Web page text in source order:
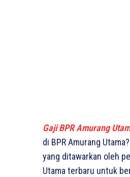
Gaji BPR Amurang
di BPR Amurang
yang ditawarkan oleh
Utama terbaru untuk